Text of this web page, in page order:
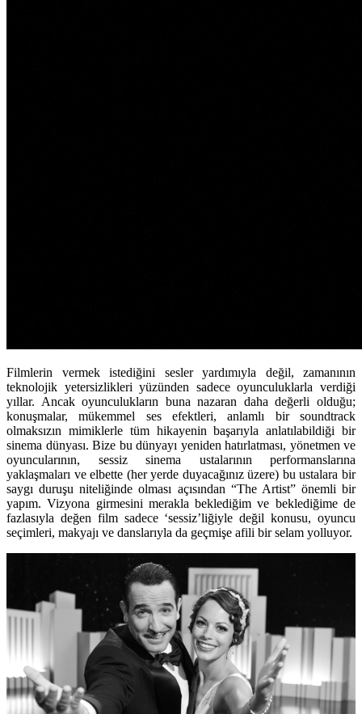
Filmlerin vermek istediğini sesler yardımıyla değil, zamanının
teknolojik yetersizlikleri yüzünden sadece oyunculuklarla verdiği
yıllar. Ancak oyunculukların buna nazaran daha değerli olduğu;
konuşmalar, mükemmel ses efektleri, anlamlı bir soundtrack
olmaksızın mimiklerle tüm hikayenin başarıyla anlatılabildiği bir
sinema dünyası. Bize bu dünyayı yeniden hatırlatması, yönetmen ve
oyuncularının, sessiz sinema ustalarının performanslarına
yaklaşmaları ve elbette (her yerde duyacağınız üzere) bu ustalara bir
saygı duruşu niteliğinde olması açısından “The Artist” önemli bir
yapım. Vizyona girmesini merakla beklediğim ve beklediğime de
fazlasıyla değen film sadece ‘sessiz’liğiyle değil konusu, oyuncu
seçimleri, makyajı ve danslarıyla da geçmişe afili bir selam yolluyor.